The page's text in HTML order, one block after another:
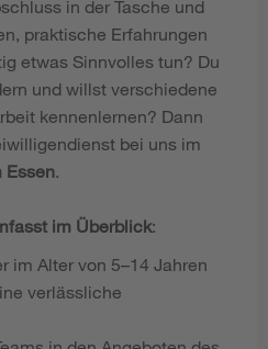
in der Tasche und
praktische Erfahrungen
etwas Sinnvolles tun? Du
und willst verschiedene
kennenlernen? Dann
bei uns im
Essen.
im Überblick:
im Alter von 5–14 Jahren
verlässliche